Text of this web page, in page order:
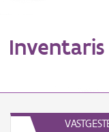
Inventaris